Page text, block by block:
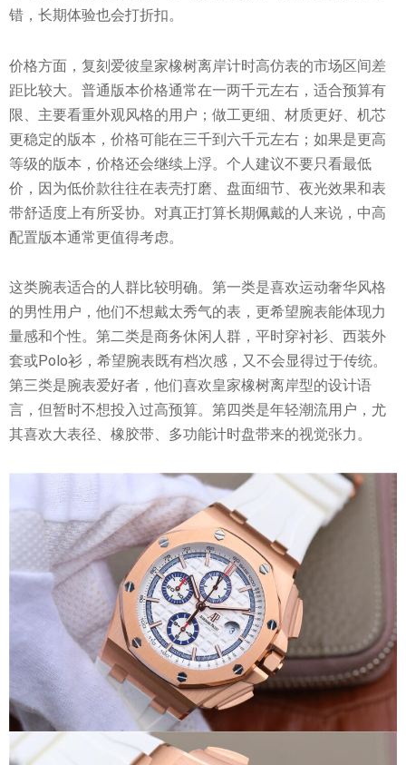
错，长期体验也会打折扣。
价格方面，复刻爱彼皇家橡树离岸计时高仿表的市场区间差
距比较大。普通版本价格通常在一两千元左右，适合预算有
限、主要看重外观风格的用户；做工更细、材质更好、机芯
更稳定的版本，价格可能在三千到六千元左右；如果是更高
等级的版本，价格还会继续上浮。个人建议不要只看最低
价，因为低价款往往在表壳打磨、盘面细节、夜光效果和表
带舒适度上有所妥协。对真正打算长期佩戴的人来说，中高
配置版本通常更值得考虑。
这类腕表适合的人群比较明确。第一类是喜欢运动奢华风格
的男性用户，他们不想戴太秀气的表，更希望腕表能体现力
量感和个性。第二类是商务休闲人群，平时穿衬衫、西装外
套或Polo衫，希望腕表既有档次感，又不会显得过于传统。
第三类是腕表爱好者，他们喜欢皇家橡树离岸型的设计语
言，但暂时不想投入过高预算。第四类是年轻潮流用户，尤
其喜欢大表径、橡胶带、多功能计时盘带来的视觉张力。